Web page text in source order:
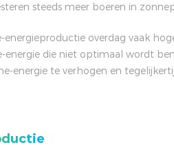
steeds meer boeren in
overdag vaak
energie die niet optimaal wordt
energie te verhogen en